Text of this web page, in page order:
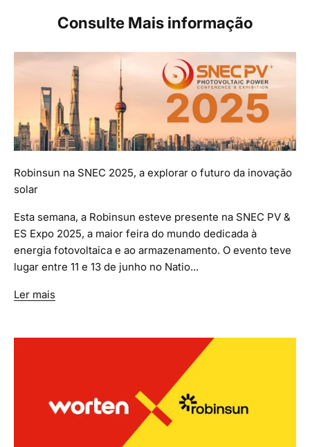
Consulte Mais informação
Robinsun na SNEC 2025, a explorar o futuro da inovação
solar
Esta semana, a Robinsun esteve presente na SNEC PV &
ES Expo 2025, a maior feira do mundo dedicada à
energia fotovoltaica e ao armazenamento. O evento teve
lugar entre 11 e 13 de junho no Natio...
Ler mais